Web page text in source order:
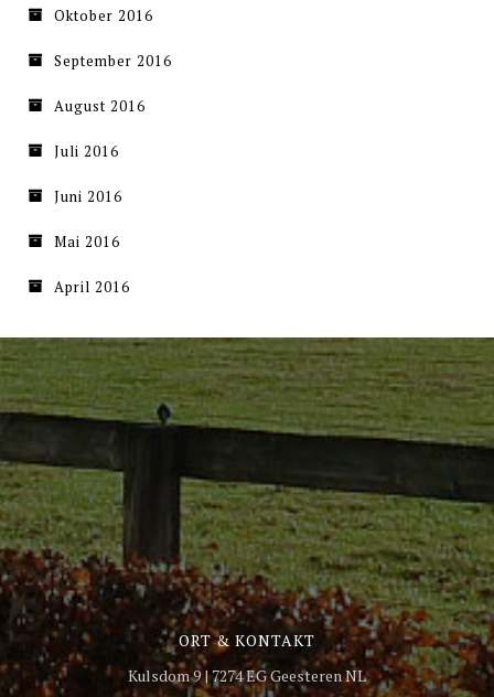
Oktober 2016
September 2016
August 2016
Juli 2016
Juni 2016
Mai 2016
April 2016
ORT & KONTAKT
Kulsdom 9 | 7274 EG Geesteren NL